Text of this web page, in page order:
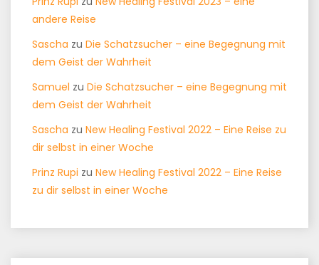
andere Reise
Sascha zu Die Schatzsucher – eine Begegnung mit
dem Geist der Wahrheit
Samuel zu Die Schatzsucher – eine Begegnung mit
dem Geist der Wahrheit
Sascha zu New Healing Festival 2022 – Eine Reise zu
dir selbst in einer Woche
Prinz Rupi zu New Healing Festival 2022 – Eine Reise
zu dir selbst in einer Woche